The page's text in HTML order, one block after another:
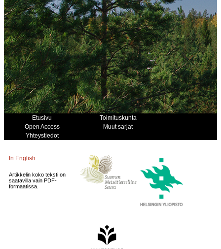
Etusivu
Toimituskunta
Open Access
Muut sarjat
Yhteystiedot
In English
Artikkelin koko teksti on
saatavilla vain PDF-
formaatissa.